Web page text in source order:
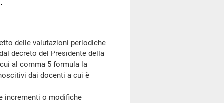
delle valutazioni periodiche
decreto del Presidente della
al comma 5 formula la
dai docenti a cui è
incrementi o modifiche